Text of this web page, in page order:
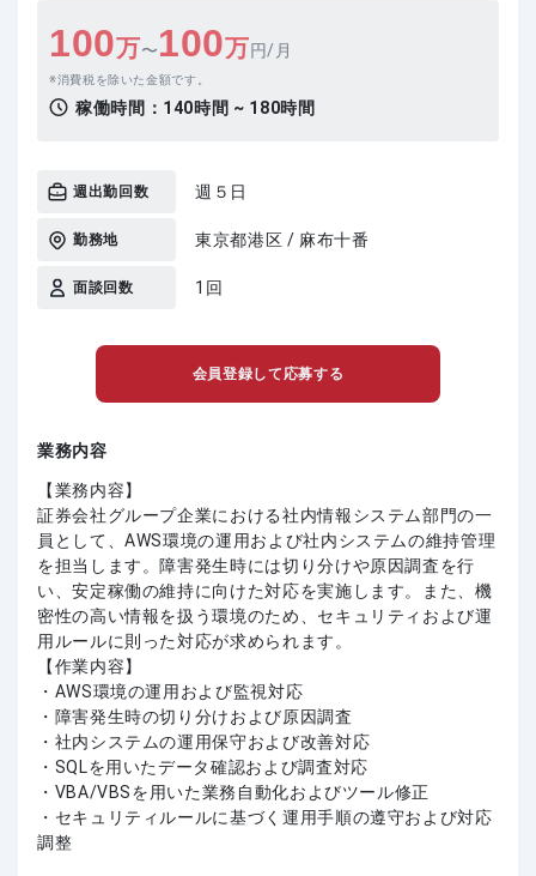
100万〜100万円/月
消費税を除いた金額です。
稼働時間： 140時間 ~ 180時間
週出勤回数 週５日
勤務地 東京都港区 / 麻布十番
面談回数 1回
会員登録して応募する
業務内容
【業務内容】
証券会社グループ企業における社内情報システム部門の一
員として、AWS環境の運用および社内システムの維持管理
を担当します。障害発生時には切り分けや原因調査を行
い、安定稼働の維持に向けた対応を実施します。また、機
密性の高い情報を扱う環境のため、セキュリティおよび運
用ルールに則った対応が求められます。
【作業内容】
・AWS環境の運用および監視対応
・障害発生時の切り分けおよび原因調査
・社内システムの運用保守および改善対応
・SQLを用いたデータ確認および調査対応
・VBA/VBSを用いた業務自動化およびツール修正
・セキュリティルールに基づく運用手順の遵守および対応
調整